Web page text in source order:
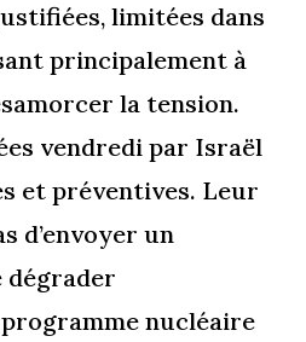
limitées dans
principalement à
la tension.
vendredi par Israël
et préventives. Leur
d’envoyer un
dégrader
nucléaire